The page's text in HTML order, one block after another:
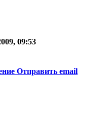
09:53
Отправить email